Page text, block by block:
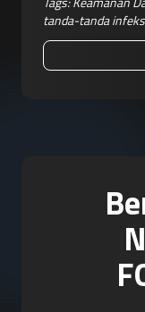
tanda-tanda